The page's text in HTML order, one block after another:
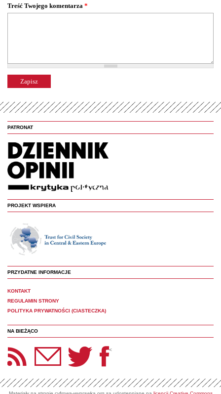
Treść Twojego komentarza *
PATRONAT
PROJEKT WSPIERA
PRZYDATNE INFORMACJE
KONTAKT
REGULAMIN STRONY
POLITYKA PRYWATNOŚCI (CIASTECZKA)
NA BIEŻĄCO
Panoptyka Facebook <